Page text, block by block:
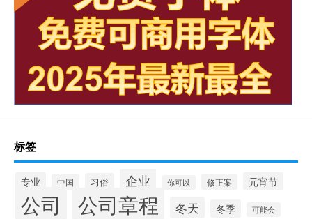
标签
专业 中国 习俗 企业 你可以 修正案 元宵节
公司 公司章程 冬天 冬季 可能会